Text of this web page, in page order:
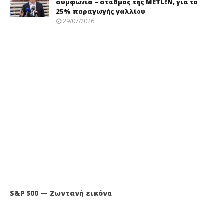
συμφωνία – σταθμός της METLEN, για το
25% παραγωγής γαλλίου
29/07/2026
S&P 500 — Ζωντανή εικόνα